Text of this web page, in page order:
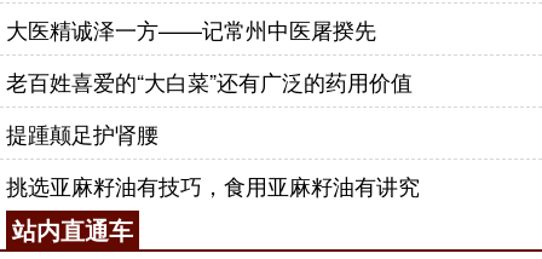
大医精诚泽一方——记常州中医屠揆先
老百姓喜爱的“大白菜”还有广泛的药用价值
提踵颠足护肾腰
挑选亚麻籽油有技巧，食用亚麻籽油有讲究
站内直通车